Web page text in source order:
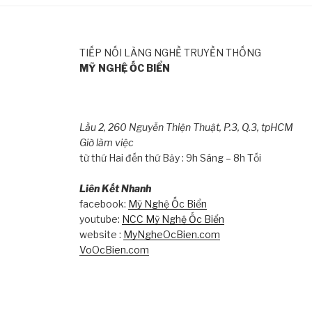
TIẾP NỐI LÀNG NGHỀ TRUYỀN THỐNG
MỸ NGHỆ ỐC BIỂN
Lầu 2, 260 Nguyễn Thiện Thuật, P.3, Q.3, tpHCM
Giờ làm việc
từ thứ Hai đến thứ Bảy : 9h Sáng – 8h Tối
Liên Kết Nhanh
facebook: Mỹ Nghệ Ốc Biển
youtube: NCC Mỹ Nghệ Ốc Biển
website : MyNgheOcBien.com
VoOcBien.com